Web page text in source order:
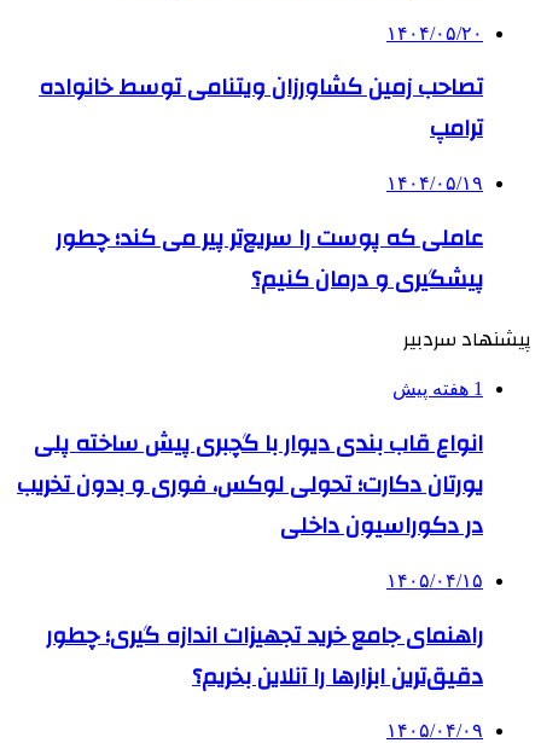
۱۴۰۴/۰۵/۲۰
تصاحب زمین کشاورزان ویتنامی توسط خانواده
ترامپ
۱۴۰۴/۰۵/۱۹
عاملی که پوست را سریع‌تر پیر می کند؛ چطور
پیشگیری و درمان کنیم؟
پیشنهاد سردبیر
1 هفته پیش
انواع قاب بندی دیوار با گچبری پیش ساخته پلی
یورتان دکارت؛ تحولی لوکس، فوری و بدون تخریب
در دکوراسیون داخلی
۱۴۰۵/۰۴/۱۵
راهنمای جامع خرید تجهیزات اندازه گیری؛ چطور
دقیق‌ترین ابزارها را آنلاین بخریم؟
۱۴۰۵/۰۴/۰۹